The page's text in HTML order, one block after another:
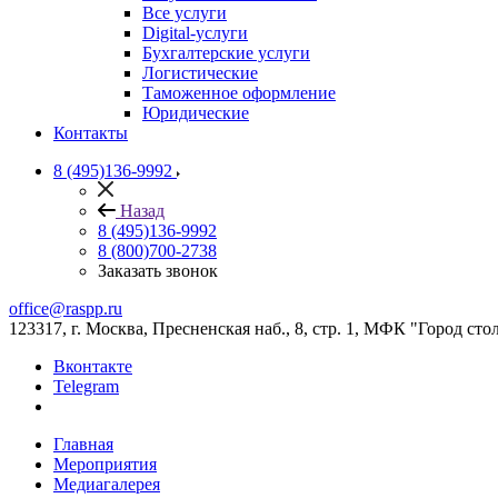
Все услуги
Digital-услуги
Бухгалтерские услуги
Логистические
Таможенное оформление
Юридические
Контакты
8 (495)136-9992
Назад
8 (495)136-9992
8 (800)700-2738
Заказать звонок
office@raspp.ru
123317, г. Москва, Пресненская наб., 8, стр. 1, МФК "Город
Вконтакте
Telegram
Главная
Мероприятия
Медиагалерея